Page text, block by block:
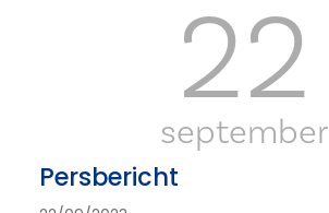
22
september
Persbericht